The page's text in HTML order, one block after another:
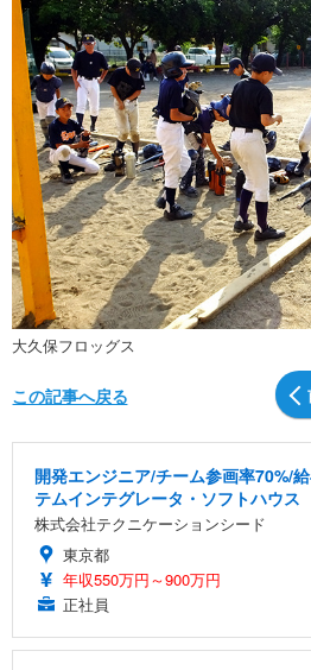
大久保フロッグス
この記事へ戻る
開発エンジニア/チーム参画率70%/
テムインテグレータ・ソフトハウス
株式会社テクニケーションシード
東京都
年収550万円～900万円
正社員